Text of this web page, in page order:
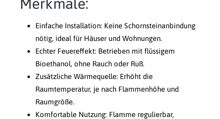
Einfache Installation: Keine Schornsteinanbindung
nötig, ideal für Häuser und Wohnungen.
Echter Feuereffekt: Betrieben mit flüssigem
Bioethanol, ohne Rauch oder Ruß.
Zusätzliche Wärmequelle: Erhöht die
Raumtemperatur, je nach Flammenhöhe und
Raumgröße.
Komfortable Nutzung: Flamme regulierbar,